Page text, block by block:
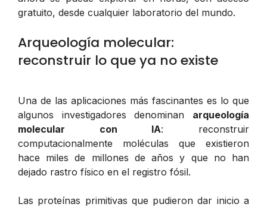
gratuito, desde cualquier laboratorio del mundo.
Arqueología molecular:
reconstruir lo que ya no existe
Una de las aplicaciones más fascinantes es lo que
algunos investigadores denominan arqueología
molecular con IA: reconstruir
computacionalmente moléculas que existieron
hace miles de millones de años y que no han
dejado rastro físico en el registro fósil.
Las proteínas primitivas que pudieron dar inicio a